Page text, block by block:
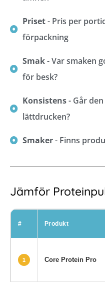
Priset- Pris per
förpackning
Smak- Var smaken
för besk?
Konsistens- Går
lättdrucken?
Smaker- Finns
Jämför
# Produkt
1 Core Protein Pro